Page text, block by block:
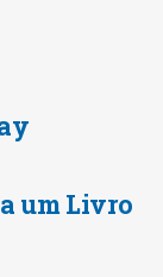
um Livro